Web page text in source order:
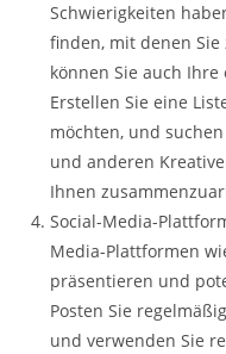
Schwierigkeiten
finden, mit denen
können Sie auch
Erstellen Sie eine
möchten, und
und anderen
Ihnen
Social-Media-
Media-Plattformen
präsentieren und
Posten Sie
und verwenden Sie